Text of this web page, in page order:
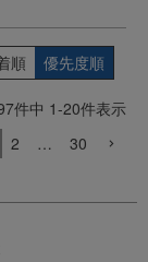
順 優先度順
件中 1-20件表示
2 … 30